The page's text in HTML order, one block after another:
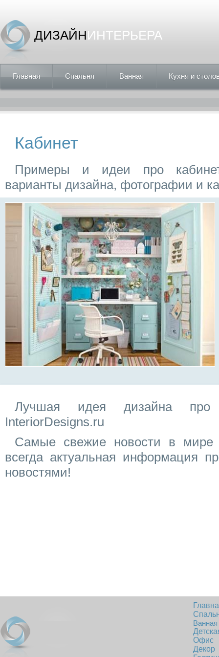
ДИЗАЙНИНТЕРЬЕРА
Главная Спальня Ванная Кухня и
Кабинет
Примеры и идеи про
варианты дизайна, фотографии и
Лучшая идея дизайна
InteriorDesigns.ru
Самые свежие новости в мире
всегда актуальная информация
новостями!
Ванная
Офис
Декор